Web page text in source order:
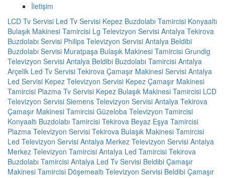
İletişim
LCD Tv Servisi Led Tv Servisi Kepez Buzdolabı Tamircisi Konyaaltı
Bulaşık Makinesi Tamircisi Lg Televizyon Servisi Antalya Tekirova
Buzdolabı Servisi Philips Televizyon Servisi Antalya Beldibi
Buzdolabı Servisi Muratpaşa Bulaşık Makinesi Tamircisi Grundig
Televizyon Servisi Antalya Beldibi Buzdolabı Tamircisi Antalya
Arçelik Led Tv Servisi Tekirova Çamaşır Makinesi Servisi Antalya
Led Servisi Kepez Televizyon Servisi Kepez Çamaşır Makinesi
Tamircisi Plazma Tv Servisi Kepez Bulaşık Makinesi Tamircisi LCD
Televizyon Servisi Siemens Televizyon Servisi Antalya Tekirova
Çamaşır Makinesi Tamircisi Güzeloba Televizyon Tamircisi
Konyaaltı Buzdolabı Tamircisi Tekirova Beyaz Eşya Tamircisi
Plazma Televizyon Servisi Tekirova Bulaşık Makinesi Tamircisi
Led Televizyon Servisi Antalya Merkez Televizyon Servisi Antalya
Merkez Televizyon Tamircisi Antalya Led Tamircisi Tekirova
Buzdolabı Tamircisi Antalya Led Tv Servisi Beldibi Çamaşır
Makinesi Tamircisi Döşemealtı Televizyon Servisi Beldibi Çamaşır